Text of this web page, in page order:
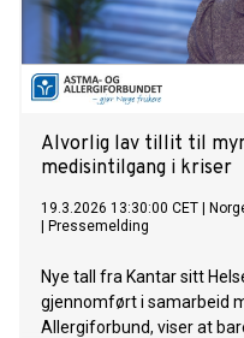
Alvorlig lav tillit til
medisintilgang i kriser
19.3.2026 13:30:00 CET
Pressemelding
Nye tall fra Kantar sitt
gjennomført i samarbeid
Allergiforbund, viser at